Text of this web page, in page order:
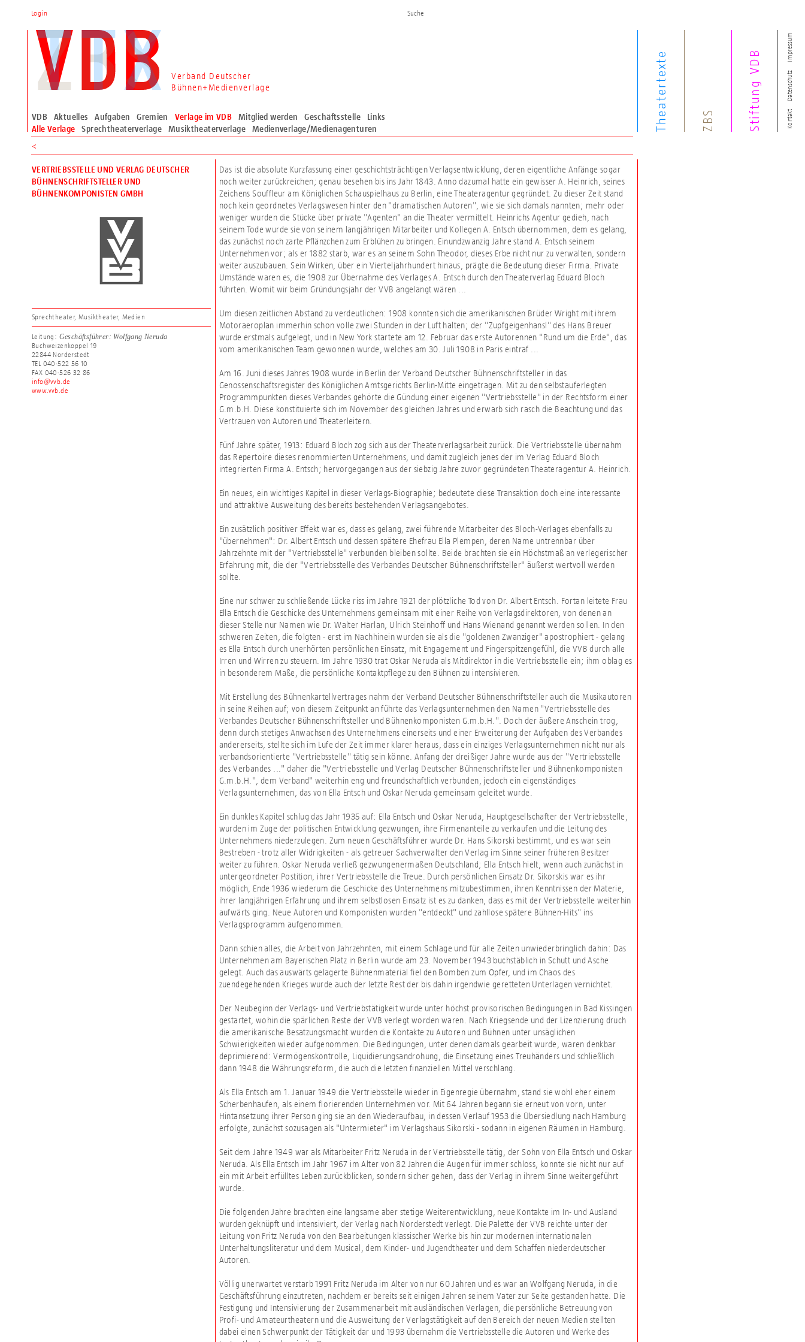
Kontakt
Datenschutz
Impressum
Verband Deutscher
Bühnen+Medienverlage
VDB Aktuelles Aufgaben Gremien Verlage im VDB Mitglied werden Geschäftsstelle
Links
Alle Verlage
Sprechtheaterverlage Musiktheaterverlage Medienverlage/Medienagenturen Theatertexte ZBS Stiftung VDB
Login
<
VERTRIEBSSTELLE UND VERLAG DEUTSCHER
BÜHNENSCHRIFTSTELLER UND
BÜHNENKOMPONISTEN GMBH
Sprechtheater, Musiktheater, Medien
Leitung: Geschäftsführer: Wolfgang Neruda
Buchweizenkoppel 19
22844 Norderstedt
TEL 040-522 56 10
FAX 040-526 32 86
info@vvb.de
www.vvb.de
Das ist die absolute Kurzfassung einer geschichtsträchtigen Verlagsentwicklung, deren eigentliche Anfänge sogar
noch weiter zurückreichen; genau besehen bis ins Jahr 1843. Anno dazumal hatte ein gewisser A. Heinrich, seines
Zeichens Souffleur am Königlichen Schauspielhaus zu Berlin, eine Theateragentur gegründet. Zu dieser Zeit stand
noch kein geordnetes Verlagswesen hinter den "dramatischen Autoren", wie sie sich damals nannten; mehr oder
weniger wurden die Stücke über private "Agenten" an die Theater vermittelt. Heinrichs Agentur gedieh, nach
seinem Tode wurde sie von seinem langjährigen Mitarbeiter und Kollegen A. Entsch übernommen, dem es gelang,
das zunächst noch zarte Pflänzchen zum Erblühen zu bringen. Einundzwanzig Jahre stand A. Entsch seinem
Unternehmen vor; als er 1882 starb, war es an seinem Sohn Theodor, dieses Erbe nicht nur zu verwalten, sondern
weiter auszubauen. Sein Wirken, über ein Vierteljahrhundert hinaus, prägte die Bedeutung dieser Firma. Private
Umstände waren es, die 1908 zur Übernahme des Verlages A. Entsch durch den Theaterverlag Eduard Bloch
führten. Womit wir beim Gründungsjahr der VVB angelangt wären ...
Um diesen zeitlichen Abstand zu verdeutlichen: 1908 konnten sich die amerikanischen Brüder Wright mit ihrem
Motoraeroplan immerhin schon volle zwei Stunden in der Luft halten; der "Zupfgeigenhansl" des Hans Breuer
wurde erstmals aufgelegt, und in New York startete am 12. Februar das erste Autorennen "Rund um die Erde", das
vom amerikanischen Team gewonnen wurde, welches am 30. Juli 1908 in Paris eintraf ...
Am 16. Juni dieses Jahres 1908 wurde in Berlin der Verband Deutscher Bühnenschriftsteller in das
Genossenschaftsregister des Königlichen Amtsgerichts Berlin-Mitte eingetragen. Mit zu den selbstauferlegten
Programmpunkten dieses Verbandes gehörte die Gündung einer eigenen "Vertriebsstelle" in der Rechtsform einer
G.m.b.H. Diese konstituierte sich im November des gleichen Jahres und erwarb sich rasch die Beachtung und das
Vertrauen von Autoren und Theaterleitern.
Fünf Jahre später, 1913: Eduard Bloch zog sich aus der Theaterverlagsarbeit zurück. Die Vertriebsstelle übernahm
das Repertoire dieses renommierten Unternehmens, und damit zugleich jenes der im Verlag Eduard Bloch
integrierten Firma A. Entsch; hervorgegangen aus der siebzig Jahre zuvor gegründeten Theateragentur A. Heinrich.
Ein neues, ein wichtiges Kapitel in dieser Verlags-Biographie; bedeutete diese Transaktion doch eine interessante
und attraktive Ausweitung des bereits bestehenden Verlagsangebotes.
Ein zusätzlich positiver Effekt war es, dass es gelang, zwei führende Mitarbeiter des Bloch-Verlages ebenfalls zu
"übernehmen": Dr. Albert Entsch und dessen spätere Ehefrau Ella Plempen, deren Name untrennbar über
Jahrzehnte mit der "Vertriebsstelle" verbunden bleiben sollte. Beide brachten sie ein Höchstmaß an verlegerischer
Erfahrung mit, die der "Vertriebsstelle des Verbandes Deutscher Bühnenschriftsteller" äußerst wertvoll werden
sollte.
Eine nur schwer zu schließende Lücke riss im Jahre 1921 der plötzliche Tod von Dr. Albert Entsch. Fortan leitete Frau
Ella Entsch die Geschicke des Unternehmens gemeinsam mit einer Reihe von Verlagsdirektoren, von denen an
dieser Stelle nur Namen wie Dr. Walter Harlan, Ulrich Steinhoff und Hans Wienand genannt werden sollen. In den
schweren Zeiten, die folgten - erst im Nachhinein wurden sie als die "goldenen Zwanziger" apostrophiert - gelang
es Ella Entsch durch unerhörten persönlichen Einsatz, mit Engagement und Fingerspitzengefühl, die VVB durch alle
Irren und Wirren zu steuern. Im Jahre 1930 trat Oskar Neruda als Mitdirektor in die Vertriebsstelle ein; ihm oblag es
in besonderem Maße, die persönliche Kontaktpflege zu den Bühnen zu intensivieren.
Mit Erstellung des Bühnenkartellvertrages nahm der Verband Deutscher Bühnenschriftsteller auch die Musikautoren
in seine Reihen auf; von diesem Zeitpunkt an führte das Verlagsunternehmen den Namen "Vertriebsstelle des
Verbandes Deutscher Bühnenschriftsteller und Bühnenkomponisten G.m.b.H.". Doch der äußere Anschein trog,
denn durch stetiges Anwachsen des Unternehmens einerseits und einer Erweiterung der Aufgaben des Verbandes
andererseits, stellte sich im Lufe der Zeit immer klarer heraus, dass ein einziges Verlagsunternehmen nicht nur als
verbandsorientierte "Vertriebsstelle" tätig sein könne. Anfang der dreißiger Jahre wurde aus der "Vertriebsstelle
des Verbandes ..." daher die "Vertriebsstelle und Verlag Deutscher Bühnenschriftsteller und Bühnenkomponisten
G.m.b.H.", dem Verband" weiterhin eng und freundschaftlich verbunden, jedoch ein eigenständiges
Verlagsunternehmen, das von Ella Entsch und Oskar Neruda gemeinsam geleitet wurde.
Ein dunkles Kapitel schlug das Jahr 1935 auf: Ella Entsch und Oskar Neruda, Hauptgesellschafter der Vertriebsstelle,
wurden im Zuge der politischen Entwicklung gezwungen, ihre Firmenanteile zu verkaufen und die Leitung des
Unternehmens niederzulegen. Zum neuen Geschäftsführer wurde Dr. Hans Sikorski bestimmt, und es war sein
Bestreben - trotz aller Widrigkeiten - als getreuer Sachverwalter den Verlag im Sinne seiner früheren Besitzer
weiter zu führen. Oskar Neruda verließ gezwungenermaßen Deutschland; Ella Entsch hielt, wenn auch zunächst in
untergeordneter Postition, ihrer Vertriebsstelle die Treue. Durch persönlichen Einsatz Dr. Sikorskis war es ihr
möglich, Ende 1936 wiederum die Geschicke des Unternehmens mitzubestimmen, ihren Kenntnissen der Materie,
ihrer langjährigen Erfahrung und ihrem selbstlosen Einsatz ist es zu danken, dass es mit der Vertriebsstelle weiterhin
aufwärts ging. Neue Autoren und Komponisten wurden "entdeckt" und zahllose spätere Bühnen-Hits" ins
Verlagsprogramm aufgenommen.
Dann schien alles, die Arbeit von Jahrzehnten, mit einem Schlage und für alle Zeiten unwiederbringlich dahin: Das
Unternehmen am Bayerischen Platz in Berlin wurde am 23. November 1943 buchstäblich in Schutt und Asche
gelegt. Auch das auswärts gelagerte Bühnenmaterial fiel den Bomben zum Opfer, und im Chaos des
zuendegehenden Krieges wurde auch der letzte Rest der bis dahin irgendwie geretteten Unterlagen vernichtet.
Der Neubeginn der Verlags- und Vertriebstätigkeit wurde unter höchst provisorischen Bedingungen in Bad Kissingen
gestartet, wohin die spärlichen Reste der VVB verlegt worden waren. Nach Kriegsende und der Lizenzierung druch
die amerikanische Besatzungsmacht wurden die Kontakte zu Autoren und Bühnen unter unsäglichen
Schwierigkeiten wieder aufgenommen. Die Bedingungen, unter denen damals gearbeit wurde, waren denkbar
deprimierend: Vermögenskontrolle, Liquidierungsandrohung, die Einsetzung eines Treuhänders und schließlich
dann 1948 die Währungsreform, die auch die letzten finanziellen Mittel verschlang.
Als Ella Entsch am 1. Januar 1949 die Vertriebsstelle wieder in Eigenregie übernahm, stand sie wohl eher einem
Scherbenhaufen, als einem florierenden Unternehmen vor. Mit 64 Jahren begann sie erneut von vorn, unter
Hintansetzung ihrer Person ging sie an den Wiederaufbau, in dessen Verlauf 1953 die Übersiedlung nach Hamburg
erfolgte, zunächst sozusagen als "Untermieter" im Verlagshaus Sikorski - sodann in eigenen Räumen in Hamburg.
Seit dem Jahre 1949 war als Mitarbeiter Fritz Neruda in der Vertriebsstelle tätig, der Sohn von Ella Entsch und Oskar
Neruda. Als Ella Entsch im Jahr 1967 im Alter von 82 Jahren die Augen für immer schloss, konnte sie nicht nur auf
ein mit Arbeit erfülltes Leben zurückblicken, sondern sicher gehen, dass der Verlag in ihrem Sinne weitergeführt
wurde.
Die folgenden Jahre brachten eine langsame aber stetige Weiterentwicklung, neue Kontakte im In- und Ausland
wurden geknüpft und intensiviert, der Verlag nach Norderstedt verlegt. Die Palette der VVB reichte unter der
Leitung von Fritz Neruda von den Bearbeitungen klassischer Werke bis hin zur modernen internationalen
Unterhaltungsliteratur und dem Musical, dem Kinder- und Jugendtheater und dem Schaffen niederdeutscher
Autoren.
Völlig unerwartet verstarb 1991 Fritz Neruda im Alter von nur 60 Jahren und es war an Wolfgang Neruda, in die
Geschäftsführung einzutreten, nachdem er bereits seit einigen Jahren seinem Vater zur Seite gestanden hatte. Die
Festigung und Intensivierung der Zusammenarbeit mit ausländischen Verlagen, die persönliche Betreuung von
Profi- und Amateurtheatern und die Ausweitung der Verlagstätigkeit auf den Bereich der neuen Medien stellten
dabei einen Schwerpunkt der Tätigkeit dar und 1993 übernahm die Vertriebsstelle die Autoren und Werke des